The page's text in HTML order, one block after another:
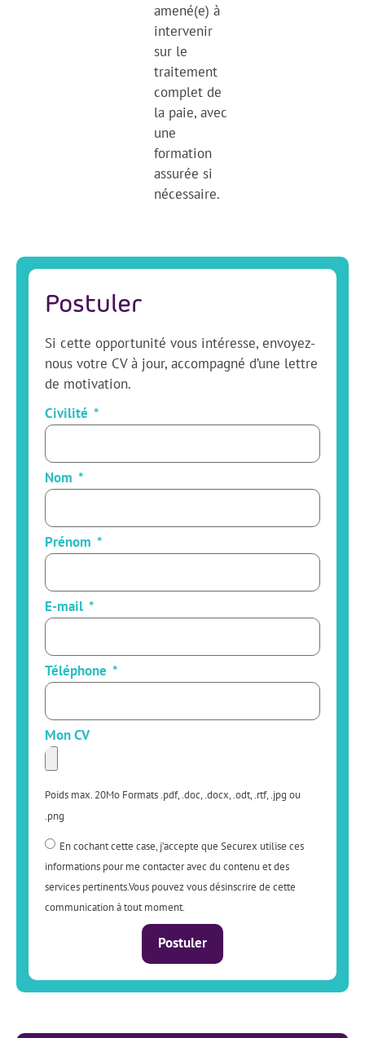
amené(e) à
intervenir
sur le
traitement
complet de
la paie, avec
une
formation
assurée si
nécessaire.
Postuler
Si cette opportunité vous intéresse, envoyez-
nous votre CV à jour, accompagné d’une lettre
de motivation.
Civilité
Nom
Prénom
E-mail
Téléphone
Mon CV
Poids max. 20Mo Formats .pdf, .doc, .docx, .odt, .rtf, .jpg ou
.png
En cochant cette case, j’accepte que Securex utilise ces
informations pour me contacter avec du contenu et des
services pertinents.Vous pouvez vous désinscrire de cette
communication à tout moment.
Postuler